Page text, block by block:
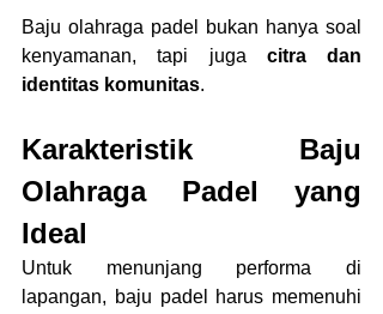
Baju olahraga padel bukan hanya soal
kenyamanan, tapi juga citra dan
identitas komunitas.
Karakteristik Baju
Olahraga Padel yang
Ideal
Untuk menunjang performa di
lapangan, baju padel harus memenuhi